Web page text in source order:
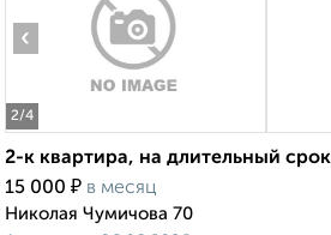
2/4
‹
2-к квартира, на длительный
15 000 ₽ в месяц
Николая Чумичова 70